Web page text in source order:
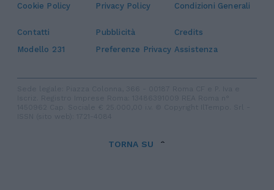
Cookie Policy Privacy Policy Condizioni Generali
Contatti Pubblicità
Credits
Modello 231
Preferenze Privacy Assistenza
TORNA SU